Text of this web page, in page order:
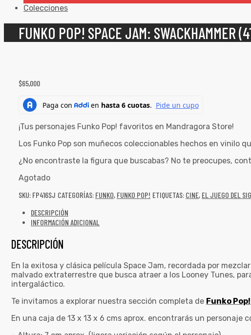
Colecciones
FUNKO POP! SPACE JAM: SWACKHAMMER
$65,000
¡Tus personajes Funko Pop! favoritos en Mandragora Store!
Los Funko Pop son muñecos coleccionables hechos en vinilo
¿No encontraste la figura que buscabas? No te preocupes,
Agotado
SKU: FP416SJ CATEGORÍAS: FUNKO, FUNKO POP! ETIQUETAS: CINE, EL JUEGO DEL
DESCRIPCIÓN
INFORMACIÓN ADICIONAL
DESCRIPCIÓN
En la exitosa y clásica película Space Jam, recordada por
malvado extraterrestre que busca atraer a los Looney Tunes,
intergaláctico.
Te invitamos a explorar nuestra sección completa de Funko Pop!
En una caja de 13 x 13 x 6 cms aprox. encontrarás un personaje